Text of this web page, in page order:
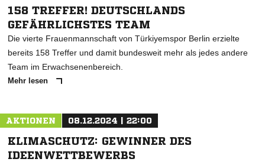
158 TREFFER! DEUTSCHLANDS
GEFÄHRLICHSTES TEAM
Die vierte Frauenmannschaft von Türkiyemspor Berlin erzielte
bereits 158 Treffer und damit bundesweit mehr als jedes andere
Team im Erwachsenenbereich.
Mehr lesen
AKTIONEN 08.12.2024 | 22:00
KLIMASCHUTZ: GEWINNER DES
IDEENWETTBEWERBS